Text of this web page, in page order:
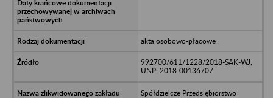
akta osobowo-płacowe
992700/611/1228/2018-SAK-WJ,
UNP: 2018-00136707
Spółdzielcze Przedsiębiorstwo